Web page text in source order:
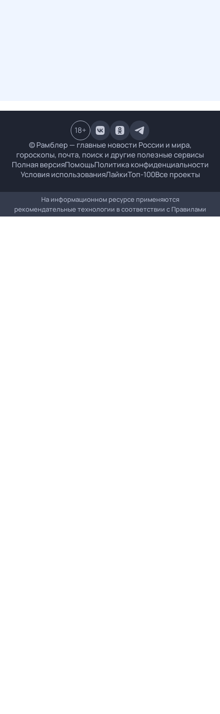
© Рамблер — главные новости России и мира,
гороскопы, почта, поиск и другие полезные сервисы
Полная версияПомощьПолитика конфиденциальности
Условия использованияЛайкиТоп-100Все проекты
18+
На информационном ресурсе применяются
рекомендательные технологии в соответствии с Правилами